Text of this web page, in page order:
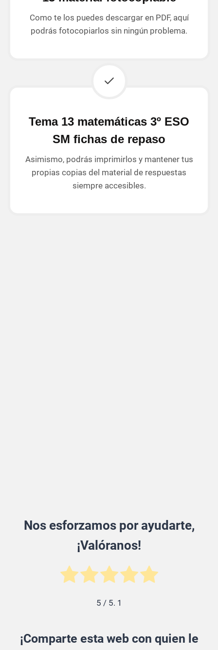
Como te los puedes descargar en PDF, aquí
podrás fotocopiarlos sin ningún problema.
Tema 13 matemáticas 3º ESO
SM fichas de repaso
Asimismo, podrás imprimirlos y mantener tus
propias copias del material de respuestas
siempre accesibles.
Nos esforzamos por ayudarte,
¡Valóranos!
5 / 5. 1
¡Comparte esta web con quien le